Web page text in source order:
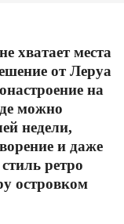
хватает места
от Леруа
на
можно
недели,
и даже
ретро
островком